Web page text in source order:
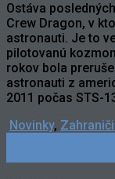
Ostáva
Crew Dragon, v
astronauti. Je to
pilotovanú
rokov bola
astronauti z
2011 počas STS-
Novinky,